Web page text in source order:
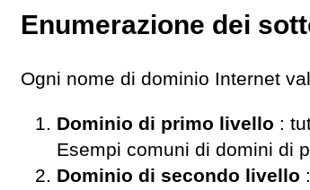
Enumerazione dei
Ogni nome di dominio Internet
Dominio di primo livello :
Esempi comuni di domini di
Dominio di secondo livello